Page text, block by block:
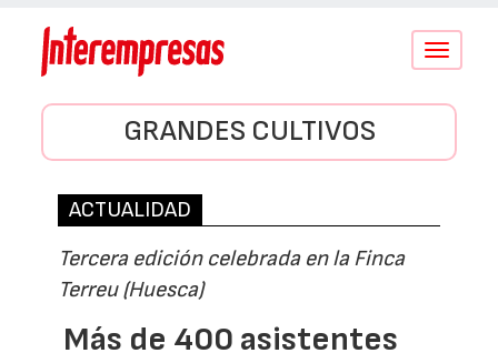
Conmutar
GRANDES CULTIVOS
ACTUALIDAD
Tercera edición celebrada en la Finca
Terreu (Huesca)
Más de 400 asistentes